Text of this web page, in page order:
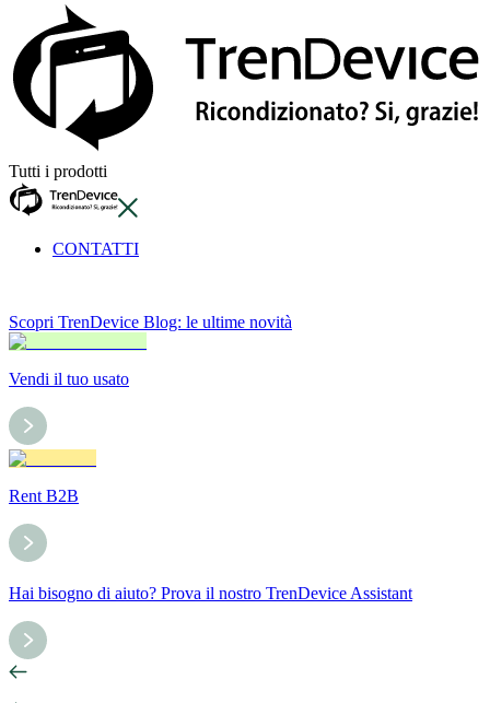
Tutti i prodotti
CONTATTI
Scopri TrenDevice Blog: le ultime novità
Vendi il tuo usato
Rent B2B
Hai bisogno di aiuto? Prova il nostro TrenDevice Assistant